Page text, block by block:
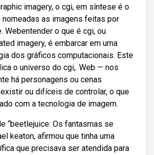
imagery, o cgi, em síntese é o
as imagens feitas por
Webentender o que é cgi, ou
imagery, é embarcar em uma
dos gráficos computacionais. Este
o universo do cgi,. Web — nos
há personagens ou cenas
ou difíceis de controlar, o que
com a tecnologia de imagem.
“beetlejuice: Os fantasmas se
keaton, afirmou que tinha uma
que precisava ser atendida para